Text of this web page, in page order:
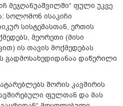
მეჯღანუაშვილში“ ფული უკვე
სოლომონ ისაკიჩი
სისტემასთან, ერთის
მეორეთი (მისი
ის თავის მოქმედებას
გადმოსახედიდანაა დაწერილი
შორის კავშირის
ფულთან და მას